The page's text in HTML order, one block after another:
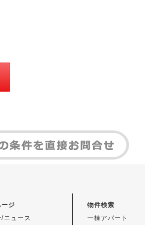
ージ
ニュース
物件検索
一棟アパート